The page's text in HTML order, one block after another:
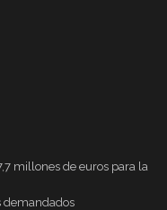
millones de euros para la
demandados